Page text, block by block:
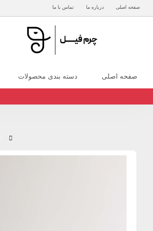
صفحه اصلی درباره ما تماس با ما
صفحه اصلی دسته بندی محصولات